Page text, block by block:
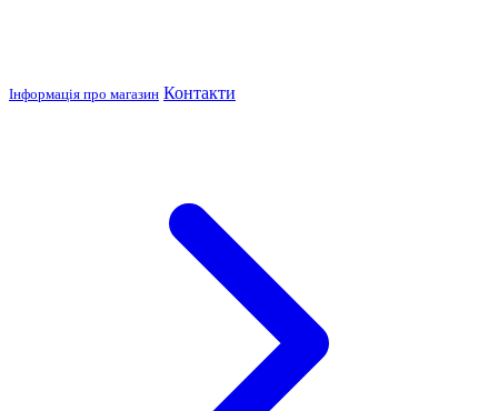
Інформація про магазин Контакти